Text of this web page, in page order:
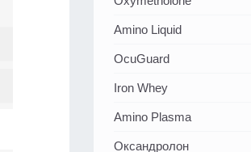
Amino Liquid
OcuGuard
Iron Whey
Amino Plasma
Оксандролон